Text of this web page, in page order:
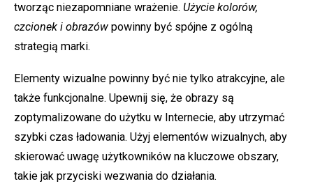
tworząc niezapomniane wrażenie. Użycie kolorów,
czcionek i obrazów powinny być spójne z ogólną
strategią marki.
Elementy wizualne powinny być nie tylko atrakcyjne, ale
także funkcjonalne. Upewnij się, że obrazy są
zoptymalizowane do użytku w Internecie, aby utrzymać
szybki czas ładowania. Użyj elementów wizualnych, aby
skierować uwagę użytkowników na kluczowe obszary,
takie jak przyciski wezwania do działania.